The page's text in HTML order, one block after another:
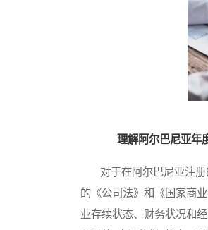
理解阿尔巴尼亚年
对于在阿尔巴尼亚注册
的《公司法》和《国家商
业存续状态、财务状况和